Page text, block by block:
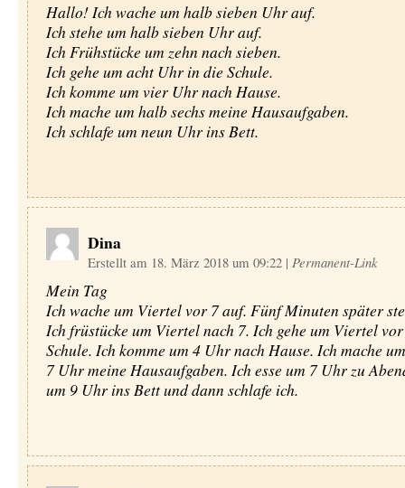
Hallo! Ich wache um halb sieben Uhr auf.
Ich stehe um halb sieben Uhr auf.
Ich Frühstücke um zehn nach sieben.
Ich gehe um acht Uhr in die Schule.
Ich komme um vier Uhr nach Hause.
Ich mache um halb sechs meine Hausaufgaben.
Ich schlafe um neun Uhr ins Bett.
Dina
Erstellt am 18. März 2018 um 09:22 | Permanent-Link
Mein Tag
Ich wache um Viertel vor 7 auf. Fünf Minuten später
Ich früstücke um Viertel nach 7. Ich gehe um Viertel
Schule. Ich komme um 4 Uhr nach Hause. Ich mache
7 Uhr meine Hausaufgaben. Ich esse um 7 Uhr zu
um 9 Uhr ins Bett und dann schlafe ich.